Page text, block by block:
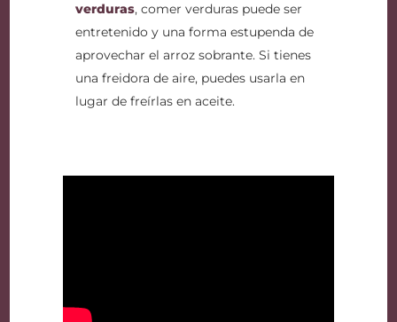
verduras, comer verduras puede ser
entretenido y una forma estupenda de
aprovechar el arroz sobrante. Si tienes
una freidora de aire, puedes usarla en
lugar de freírlas en aceite.